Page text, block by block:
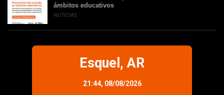
ámbitos educativos
NOTICIAS
Esquel, AR
21:44, 08/08/2026